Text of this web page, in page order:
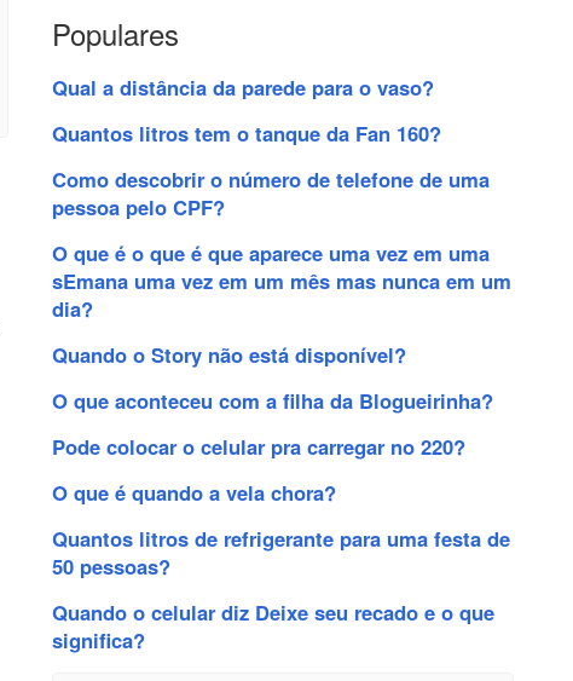
Populares
Qual a distância da parede para o vaso?
Quantos litros tem o tanque da Fan 160?
Como descobrir o número de telefone de uma
pessoa pelo CPF?
O que é o que é que aparece uma vez em uma
sEmana uma vez em um mês mas nunca em um
dia?
Quando o Story não está disponível?
O que aconteceu com a filha da Blogueirinha?
Pode colocar o celular pra carregar no 220?
O que é quando a vela chora?
Quantos litros de refrigerante para uma festa de
50 pessoas?
Quando o celular diz Deixe seu recado e o que
significa?